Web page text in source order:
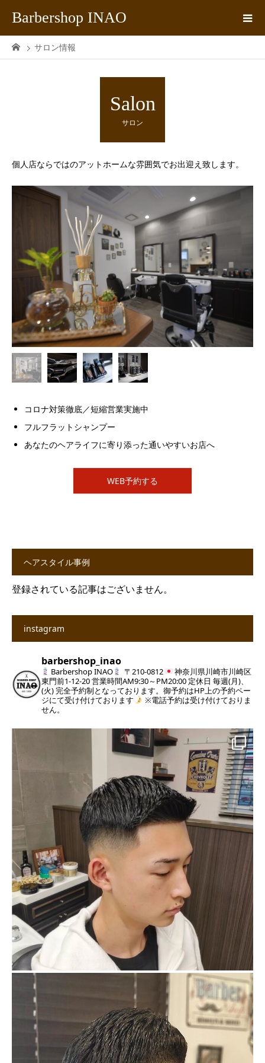
Barbershop INAO
サロン情報
Salon
サロン
個人店ならではのアットホームな雰囲気でお出迎え致します。
コロナ対策徹底／短縮営業実施中
フルフラットシャンプー
あなたのヘアライフに寄り添った通いやすいお店へ
WEB予約する
ヘアスタイル事例
登録されている記事はございません。
instagram
barbershop_inao
Barbershop INAO 〒210-0812
神奈川県川崎市川崎区
東門前1-12-20営業時間AM9:30～PM20:00 定休日 毎週(月)、
(火)完全予約制となっております。御予約はHP上の予約ペー
ジにて受け付けております
※電話予約は受け付けておりま
せん。